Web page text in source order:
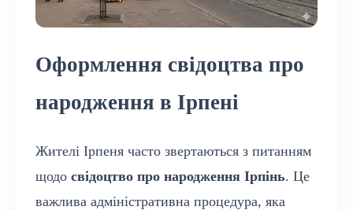
Оформлення свідоцтва про
народження в Ірпені
Жителі Ірпеня часто звертаються з питанням
щодо свідоцтво про народження Ірпінь. Це
важлива адміністративна процедура, яка